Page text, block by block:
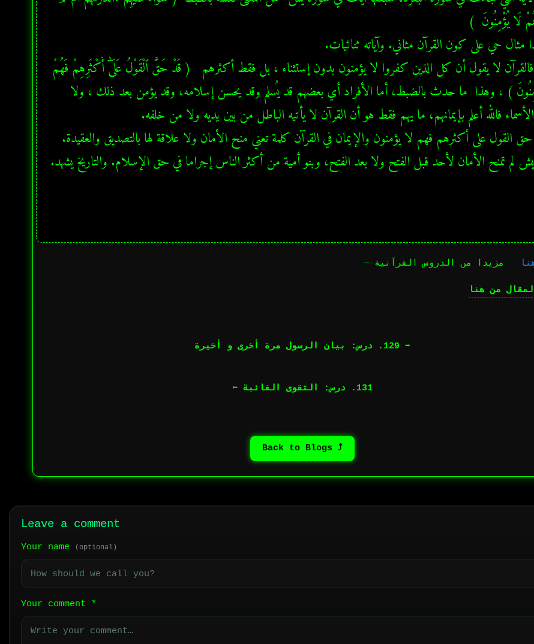
لم تمنح الأمان لأحد قبل الفتح ولا بعد الفتح، وبنو أمية من أكثر الناس إجراما في حق الإسلام. والتاريخ يشهد.
مزيدا من الدروس القرآنية —
من هنا
➡︎ 129. درس: بيان الرسول مرة أخرى و أخيرة
131. درس: التقوى الغائبة ⬅︎
⤴ Back to Blogs
Leave a comment
Your name (optional)
Your comment *